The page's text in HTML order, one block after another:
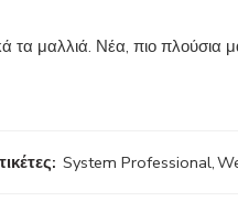
μαλλιά. Νέα, πιο πλούσια
System Professional,